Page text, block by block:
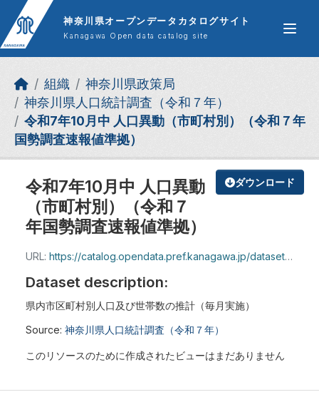
Skip to main content
神奈川県オープンデータカタログサイト
Kanagawa Open data catalog site
組織
神奈川県政策局
神奈川県人口統計調査（令和７年）
令和7年10月中 人口異動（市町村別）（令和７年
国勢調査速報値準拠）
ダウンロード
令和7年10月中 人口異動
（市町村別）（令和７
年国勢調査速報値準拠）
URL: https://catalog.opendata.pref.kanagawa.jp/dataset/a35523c1-79b3-4b92-bd88-81f3384b4be7/resource/2d95a901-daad-4a8b-9cf6-de7c32730204/download/jinkoidou_r7_10.xlsx
Dataset description:
県内市区町村別人口及び世帯数の推計（毎月実施）
Source: 神奈川県人口統計調査（令和７年）
このリソースのために作成されたビューはまだありません